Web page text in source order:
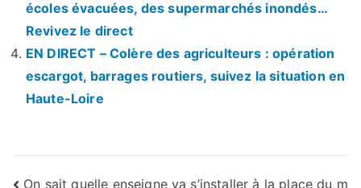
écoles évacuées, des supermarchés inondés…
Revivez le direct
EN DIRECT – Colère des agriculteurs : opération
escargot, barrages routiers, suivez la situation en
Haute-Loire
On sait quelle enseigne va s’installer à la place du m